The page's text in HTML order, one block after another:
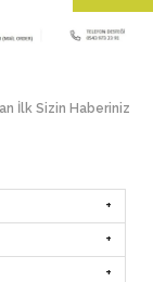
İlk Sizin Haberiniz